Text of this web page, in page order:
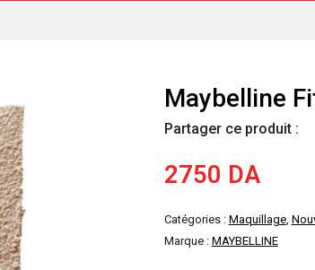
Maybelline
Partager ce produit :
2750 DA
Catégories : Maquillage,
Marque : MAYBELLINE